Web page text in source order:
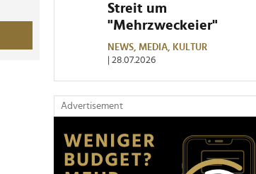
Streit um
"Mehrzweckeier"
NEWS, MEDIA,
KULTUR
| 28.07.2026
Advertisement